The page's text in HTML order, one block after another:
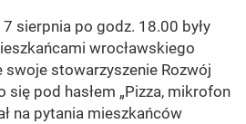
sierpnia po godz. 18.00 były
wrocławskiego
stowarzyszenie Rozwój
się pod hasłem „Pizza, mikrofon
na pytania mieszkańców